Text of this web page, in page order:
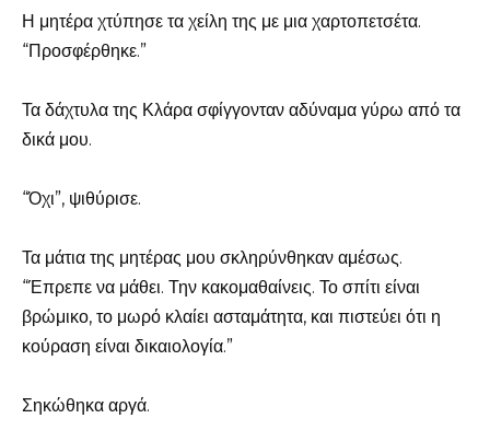
Η μητέρα χτύπησε τα χείλη της με μια χαρτοπετσέτα.
“Προσφέρθηκε.”
Τα δάχτυλα της Κλάρα σφίγγονταν αδύναμα γύρω από τα
δικά μου.
“Όχι”, ψιθύρισε.
Τα μάτια της μητέρας μου σκληρύνθηκαν αμέσως.
“Έπρεπε να μάθει. Την κακομαθαίνεις. Το σπίτι είναι
βρώμικο, το μωρό κλαίει ασταμάτητα, και πιστεύει ότι η
κούραση είναι δικαιολογία.”
Σηκώθηκα αργά.